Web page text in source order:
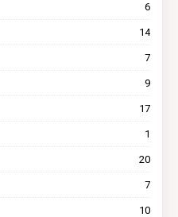
6
14
7
9
17
1
20
7
10